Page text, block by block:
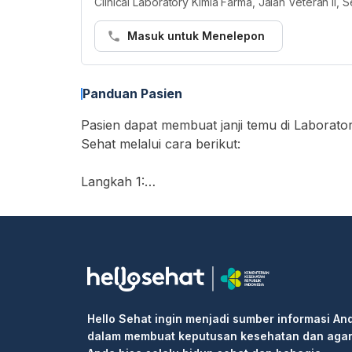
Masuk untuk Menelepon
Panduan Pasien
Pasien dapat membuat janji temu di
Sehat melalui cara berikut:
Langkah 1:
• Masukkan "Laboratorium Klinik Kimia
• Isi informasi pribadi Anda dan selesaikan
Langkah 2: Pergi ke rumah sakit atau klinik
informasi pemesanan kepada resepsionis/
Hello Sehat ingin menjadi sumber informasi
dalam membuat keputusan kesehatan dan agar